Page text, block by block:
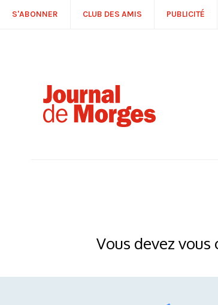
S'ABONNER CLUB DES AMIS PUBLICITÉ
Vous devez